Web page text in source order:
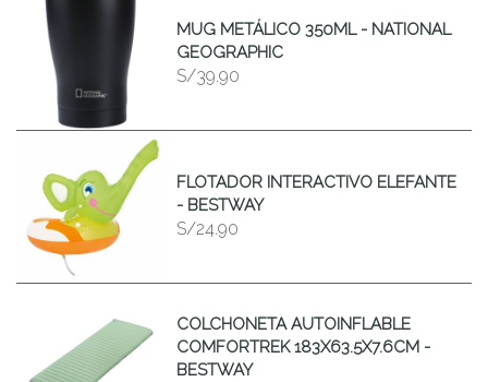
MUG METÁLICO 350ML - NATIONAL
GEOGRAPHIC
S/39.90
FLOTADOR INTERACTIVO ELEFANTE
- BESTWAY
S/24.90
COLCHONETA AUTOINFLABLE
COMFORTREK 183X63.5X7.6CM -
BESTWAY